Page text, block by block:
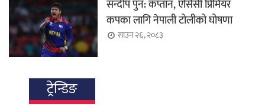
सन्दीप पुन: कप्तान, एसिसी प्रिमियर
कपका लागि नेपाली टोलीको घोषणा
साउन २६, २०८३
ट्रेन्डिङ